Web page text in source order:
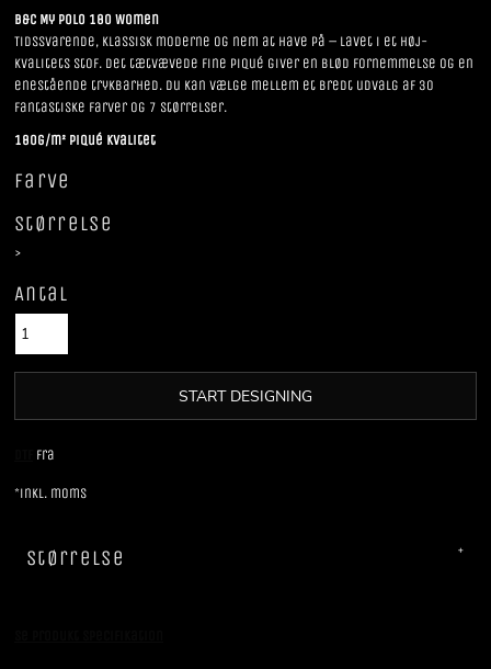
B&C My Polo 180 Women
Tidssvarende, klassisk moderne og nem at have på – lavet i et høj-
kvalitets stof. Det tætvævede fine piqué giver en blød fornemmelse og en
enestående trykbarhed. Du kan vælge mellem et bredt udvalg af 30
fantastiske farver og 7 størrelser.
180g/m² Piqué kvalitet
Farve
Størrelse
>
Antal
START DESIGNING
Fra
*inkl. moms
Størrelse